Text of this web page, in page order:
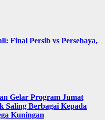
Final Persib vs Persebaya,
Gelar Program Jumat
Saling Berbagai Kepada
Kuningan